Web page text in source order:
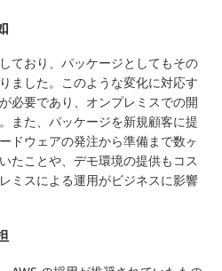
ており、パッケージとしてもその
ました。このような変化に対応す
必要であり、オンプレミスでの開
また、パッケージを新規顧客に提
ドウェアの発注から準備まで数ヶ
たことや、デモ環境の提供もコス
ミスによる運用がビジネスに影響